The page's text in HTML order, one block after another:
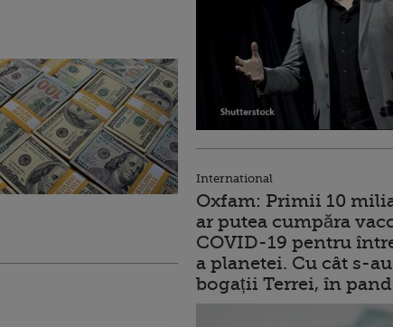
International
Oxfam: Primii 10
ar putea cumpăra
COVID-19 pentru
a planetei. Cu cât s-
bogații Terrei, în